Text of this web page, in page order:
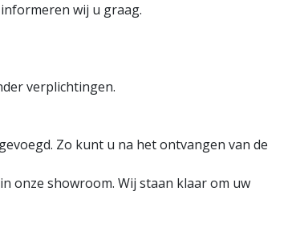
wij u graag.
verplichtingen.
Zo kunt u na het ontvangen van de
onze showroom. Wij staan klaar om uw